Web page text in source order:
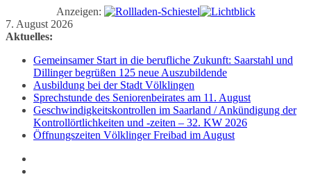
Anzeigen:
Zum
Inhalt
7. August 2026
Aktuelles:
Gemeinsamer Start in die berufliche Zukunft: Saarstahl und
Dillinger begrüßen 125 neue Auszubildende
Ausbildung bei der Stadt Völklingen
Sprechstunde des Seniorenbeirates am 11. August
Geschwindigkeitskontrollen im Saarland / Ankündigung der
Kontrollörtlichkeiten und -zeiten – 32. KW 2026
Öffnungszeiten Völklinger Freibad im August